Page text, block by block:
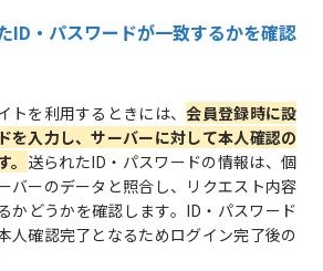
ID・パスワードが一致するかを確認
トを利用するときには、会員登録時に設
を入力し、サーバーに対して本人確認の
送られたID・パスワードの情報は、個
バーのデータと照合し、リクエスト内容
かどうかを確認します。ID・パスワード
人確認完了となるためログイン完了後の